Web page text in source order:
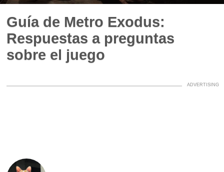
Guía de Metro Exodus:
Respuestas a preguntas
sobre el juego